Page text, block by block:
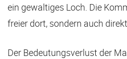
ein gewaltiges Loch. Die
freier dort, sondern auch
Der Bedeutungsverlust der